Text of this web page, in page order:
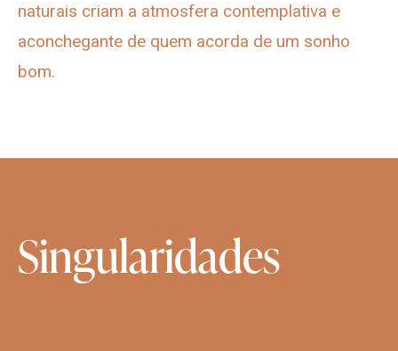
naturais criam a atmosfera contemplativa e
aconchegante de quem acorda de um sonho
bom.
Singularidades